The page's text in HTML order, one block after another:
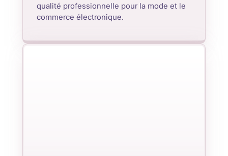
qualité professionnelle pour la mode et le
commerce électronique.